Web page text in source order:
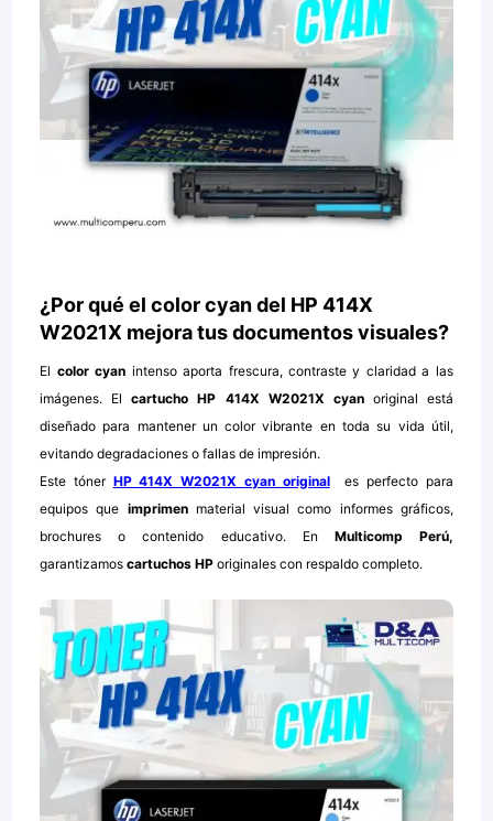
¿Por qué el color cyan del HP 414X
W2021X mejora tus documentos visuales?
El color cyan intenso aporta frescura, contraste y claridad a las
imágenes. Elcartucho HP 414X W2021X cyan original está
diseñado para mantener un color vibrante en toda su vida útil,
evitando degradaciones o fallas de impresión.
Este tóner HP 414X W2021X cyan originales perfecto para
equipos que imprimen material visual como informes gráficos,
brochures o contenido educativo. En Multicomp Perú,
garantizamos cartuchos HP originales con respaldo completo.